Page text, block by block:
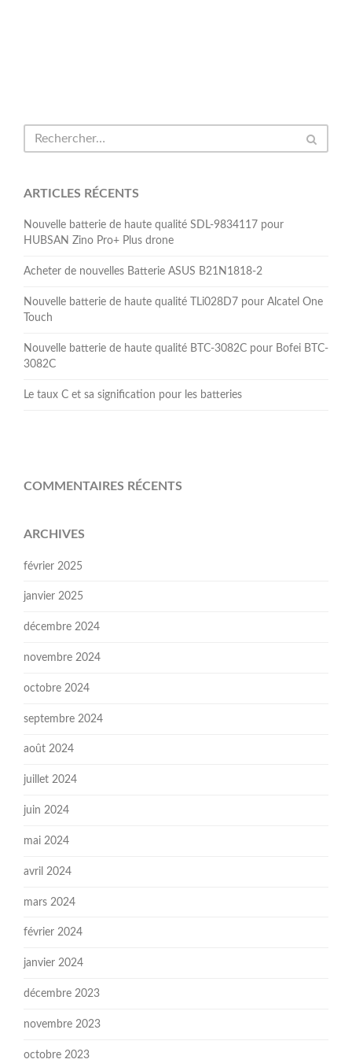
ARTICLES RÉCENTS
Nouvelle batterie de haute qualité SDL-9834117 pour
HUBSAN Zino Pro+ Plus drone
Acheter de nouvelles Batterie ASUS B21N1818-2
Nouvelle batterie de haute qualité TLi028D7 pour Alcatel One
Touch
Nouvelle batterie de haute qualité BTC-3082C pour Bofei BTC-
3082C
Le taux C et sa signification pour les batteries
COMMENTAIRES RÉCENTS
ARCHIVES
février 2025
janvier 2025
décembre 2024
novembre 2024
octobre 2024
septembre 2024
août 2024
juillet 2024
juin 2024
mai 2024
avril 2024
mars 2024
février 2024
janvier 2024
décembre 2023
novembre 2023
octobre 2023